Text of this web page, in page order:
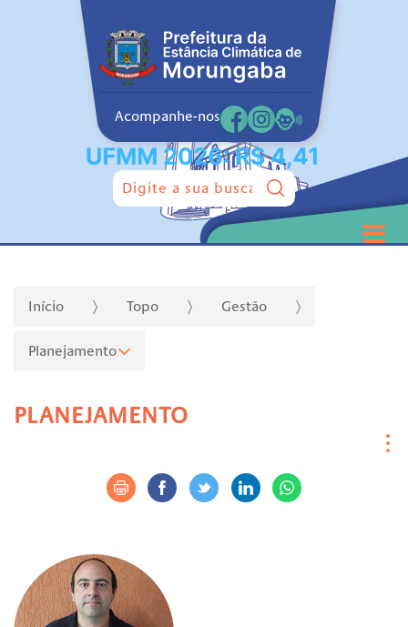
Acompanhe-nos
Pesquisar:
Início Topo Gestão
Planejamento
PLANEJAMENTO